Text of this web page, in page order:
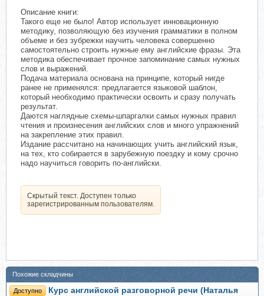
Описание книги:
Такого еще не было! Автор использует инновационную
методику, позволяющую без изучения грамматики в полном
объеме и без зубрежки научить человека совершенно
самостоятельно строить нужные ему английские фразы. Эта
методика обеспечивает прочное запоминание самых нужных
слов и выражений.
Подача материала основана на принципе, который нигде
ранее не применялся: предлагается языковой шаблон,
который необходимо практически освоить и сразу получать
результат.
Даются наглядные схемы-шпаргалки самых нужных правил
чтения и произнесения английских слов и много упражнений
на закрепление этих правил.
Издание рассчитано на начинающих учить английский язык,
на тех, кто собирается в зарубежную поездку и кому срочно
надо научиться говорить по-английски.
Скрытый текст. Доступен только
зарегистрированным пользователям.
Похожие складчины
Доступно
Курс английской разговорной речи (Наталья